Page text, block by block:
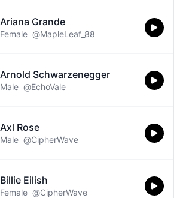
Ariana Grande
Female @MapleLeaf_88
Arnold Schwarzenegger
Male @EchoVale
Axl Rose
Male @CipherWave
Billie Eilish
Female @CipherWave